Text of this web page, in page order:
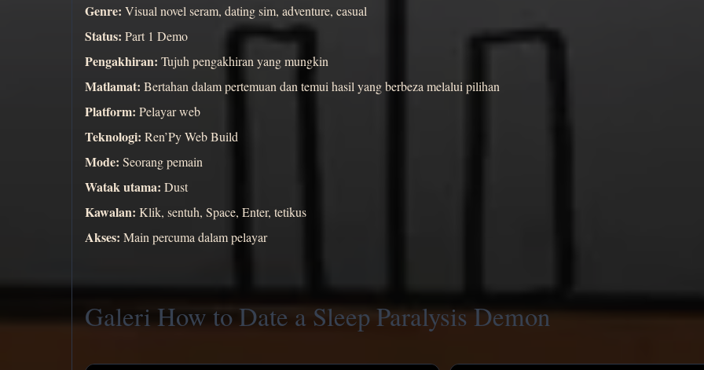
Genre: Visual novel seram, dating sim, adventure, casual
Status: Part 1 Demo
Pengakhiran: Tujuh pengakhiran yang mungkin
Matlamat: Bertahan dalam pertemuan dan temui hasil yang berbeza melalui pilihan
Platform: Pelayar web
Teknologi: Ren’Py Web Build
Mode: Seorang pemain
Watak utama: Dust
Kawalan: Klik, sentuh, Space, Enter, tetikus
Akses: Main percuma dalam pelayar
Galeri How to Date a Sleep Paralysis Demon